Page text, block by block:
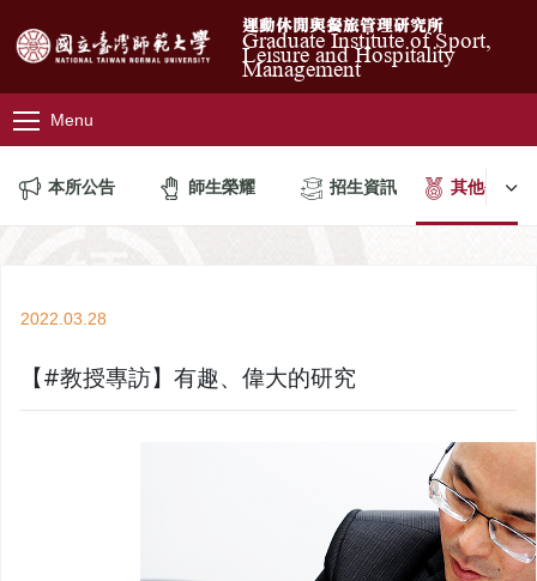
運動休閒與餐旅管理研究所
Graduate Institute of Sport,
Leisure and Hospitality
Management
Menu
本所公告 師生榮耀 招生資訊 其他公告
2022.03.28
【#教授專訪】有趣、偉大的研究